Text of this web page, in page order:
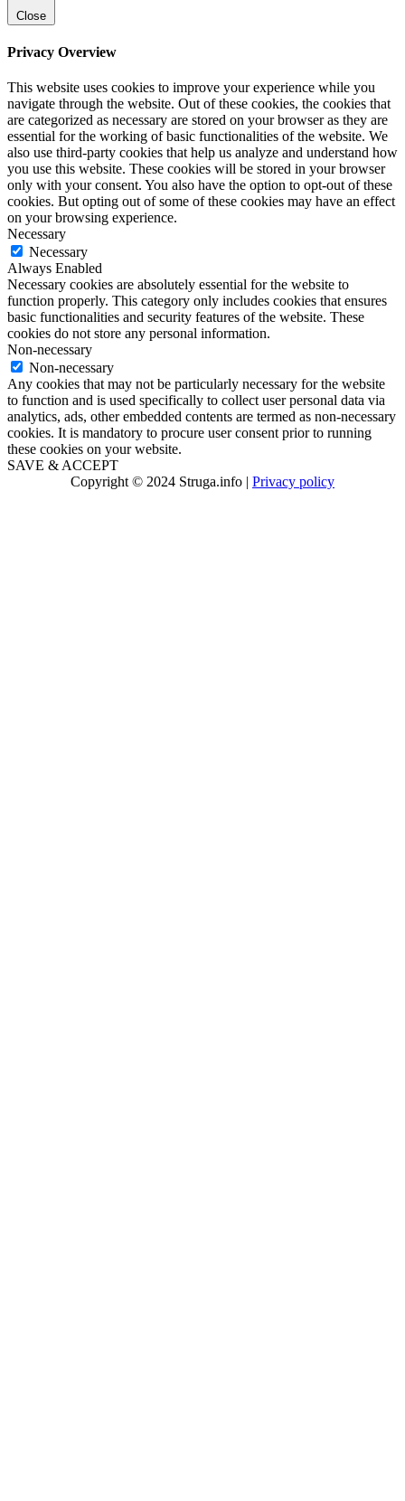
Close
Privacy Overview
This website uses cookies to improve your experience while you
navigate through the website. Out of these cookies, the cookies that
are categorized as necessary are stored on your browser as they are
essential for the working of basic functionalities of the website. We
also use third-party cookies that help us analyze and understand how
you use this website. These cookies will be stored in your browser
only with your consent. You also have the option to opt-out of these
cookies. But opting out of some of these cookies may have an effect
on your browsing experience.
Necessary
Necessary
Always Enabled
Necessary cookies are absolutely essential for the website to
function properly. This category only includes cookies that ensures
basic functionalities and security features of the website. These
cookies do not store any personal information.
Non-necessary
Non-necessary
Any cookies that may not be particularly necessary for the website
to function and is used specifically to collect user personal data via
analytics, ads, other embedded contents are termed as non-necessary
cookies. It is mandatory to procure user consent prior to running
these cookies on your website.
SAVE & ACCEPT
Copyright © 2024 Struga.info | Privacy policy